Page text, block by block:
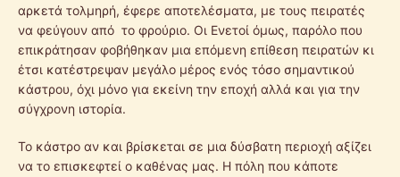
αρκετά τολμηρή, έφερε αποτελέσματα, με τους πειρατές
να φεύγουν από το φρούριο. Οι Ενετοί όμως, παρόλο που
επικράτησαν φοβήθηκαν μια επόμενη επίθεση πειρατών κι
έτσι κατέστρεψαν μεγάλο μέρος ενός τόσο σημαντικού
κάστρου, όχι μόνο για εκείνη την εποχή αλλά και για την
σύγχρονη ιστορία.
Το κάστρο αν και βρίσκεται σε μια δύσβατη περιοχή αξίζει
να το επισκεφτεί ο καθένας μας. Η πόλη που κάποτε